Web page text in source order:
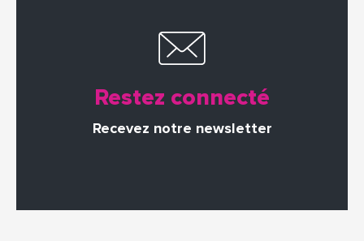
Restez connecté
Recevez notre newsletter